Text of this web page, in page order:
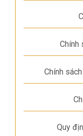
Chính
Chính
Quy